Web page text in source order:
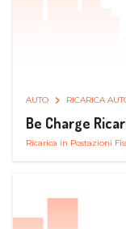
AUTO RICARICA
Be Charge
Ricarica in Postazioni